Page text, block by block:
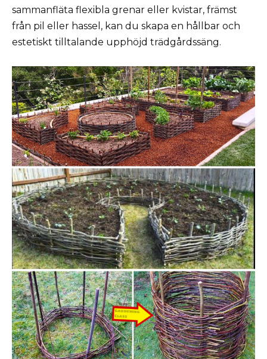
sammanfläta flexibla grenar eller kvistar, främst
från pil eller hassel, kan du skapa en hållbar och
estetiskt tilltalande upphöjd trädgårdssäng.